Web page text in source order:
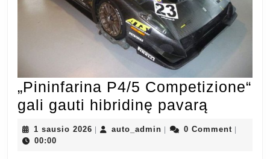
„Pininfarina P4/5 Competizione“
gali gauti hibridinę pavarą
P4/5
1 sausio 2026 1| auto_admin auto_admin
| 0 Comment |
00:00